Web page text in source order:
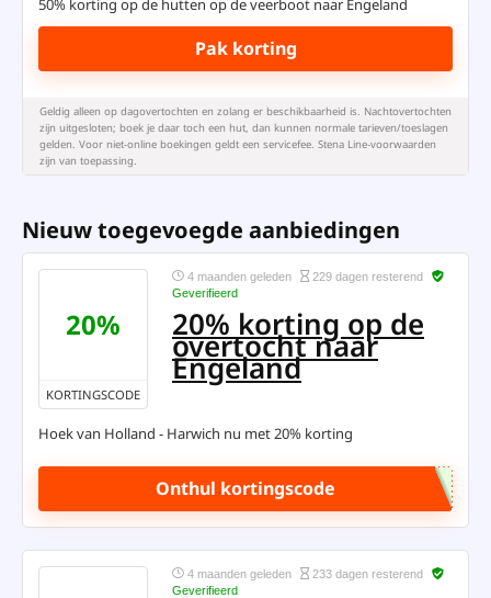
50% korting op de hutten op de veerboot naar Engeland
Pak korting
Geldig alleen op dagovertochten en zolang er beschikbaarheid is. Nachtovertochten
zijn uitgesloten; boek je daar toch een hut, dan kunnen normale tarieven/toeslagen
gelden. Voor niet-online boekingen geldt een servicefee. Stena Line-voorwaarden
zijn van toepassing.
Nieuw toegevoegde aanbiedingen
20%
KORTINGSCODE
4 maanden geleden
229 dagen resterend
Geverifieerd
20% korting op de
overtocht naar
Engeland
Hoek van Holland - Harwich nu met 20% korting
Onthul kortingscode
4 maanden geleden
233 dagen resterend
Geverifieerd